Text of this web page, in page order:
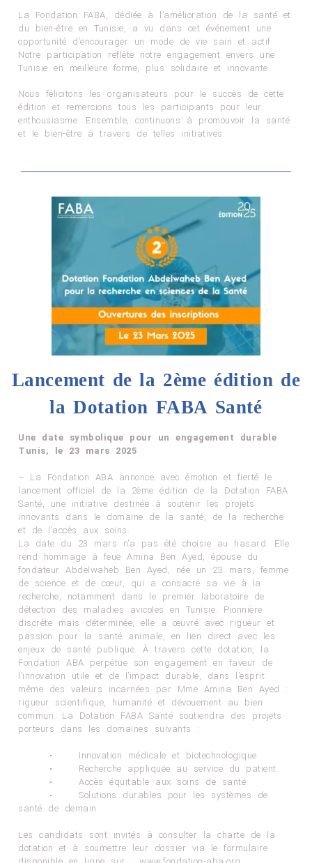
La Fondation FABA, dédiée à l’amélioration de la santé et
du bien-être en Tunisie, a vu dans cet événement une
opportunité d’encourager un mode de vie sain et actif.
Notre participation reflète notre engagement envers une
Tunisie en meilleure forme, plus solidaire et innovante.
Nous félicitons les organisateurs pour le succès de cette
édition et remercions tous les participants pour leur
enthousiasme. Ensemble, continuons à promouvoir la santé
et le bien-être à travers de telles initiatives.
Lancement de la 2ème édition de
la Dotation FABA Santé
Une date symbolique pour un engagement durable
Tunis, le 23 mars 2025
– La Fondation ABA annonce avec émotion et fierté le
lancement officiel de la 2ème édition de la Dotation FABA
Santé, une initiative destinée à soutenir les projets
innovants dans le domaine de la santé, de la recherche
et de l’accès aux soins.
La date du 23 mars n’a pas été choisie au hasard. Elle
rend hommage à feue Amina Ben Ayed, épouse du
fondateur Abdelwaheb Ben Ayed, née un 23 mars, femme
de science et de cœur, qui a consacré sa vie à la
recherche, notamment dans le premier laboratoire de
détection des maladies avicoles en Tunisie. Pionnière
discrète mais déterminée, elle a œuvré avec rigueur et
passion pour la santé animale, en lien direct avec les
enjeux de santé publique. À travers cette dotation, la
Fondation ABA perpétue son engagement en faveur de
l’innovation utile et de l’impact durable, dans l’esprit
même des valeurs incarnées par Mme Amina Ben Ayed :
rigueur scientifique, humanité et dévouement au bien
commun. La Dotation FABA Santé soutiendra des projets
porteurs dans les domaines suivants :
• Innovation médicale et biotechnologique.
• Recherche appliquée au service du patient.
• Accès équitable aux soins de santé.
• Solutions durables pour les systèmes de
santé de demain.
Les candidats sont invités à consulter la charte de la
dotation et à soumettre leur dossier via le formulaire